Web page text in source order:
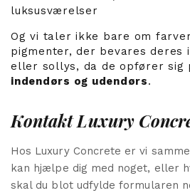
luksusværelser
Og vi taler ikke bare om
pigmenter, der bevares deres
eller sollys, da de opfører sig
indendørs og udendørs.
Kontakt Luxury
Hos Luxury Concrete er vi
kan hjælpe dig med noget, eller
skal du blot udfylde formularen